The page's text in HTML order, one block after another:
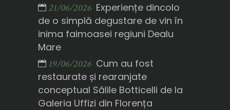
21/06/2026 Experiențe dincolo
de o simplă degustare de vin în
inima faimoasei regiuni Dealu
Mare
19/06/2026 Cum au fost
restaurate și rearanjate
conceptual Sălile Botticelli de la
Galeria Uffizi din Florența